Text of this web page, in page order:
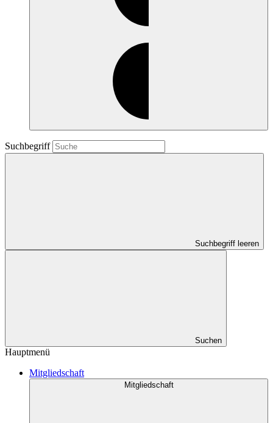
Suchbegriff
Suchbegriff leeren
Suchen
Hauptmenü
Mitgliedschaft
Mitgliedschaft